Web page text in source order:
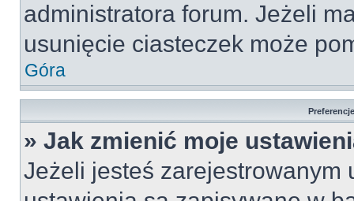
administratora forum. Jeżeli
usunięcie ciasteczek może
Góra
» Jak zmienić moje
Jeżeli jesteś zarejestrowanym